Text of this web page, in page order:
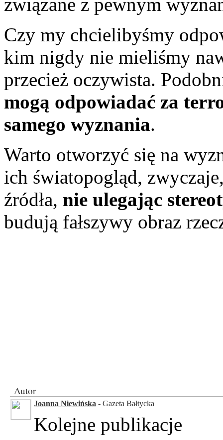
Czy my chcielibyśmy
kim nigdy nie mieliśmy
przecież oczywista.
mogą odpowiadać za
samego wyznania.
Warto otworzyć się na
ich światopogląd,
źródła, nie ulegając
budują fałszywy obraz
Autor
Joanna Niewińska - Gazeta Bałtycka
Kolejne publikacje